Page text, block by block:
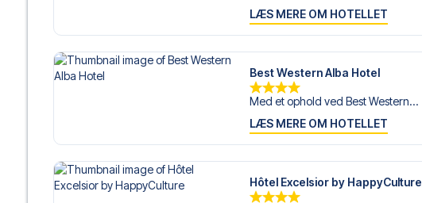
LÆS MERE OM HOTELLET
Best Western Alba Hotel
Med et ophold ved Best Western...
LÆS MERE OM HOTELLET
Hôtel Excelsior by HappyCulture